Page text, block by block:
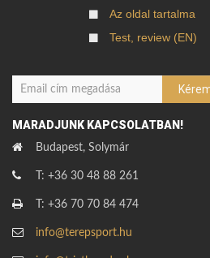
Az oldal tartalma
Test, review (EN)
MARADJUNK KAPCSOLATBAN!
Budapest, Solymár
T: +36 30 48 88 261
T: +36 70 70 84 474
info@terepsport.hu